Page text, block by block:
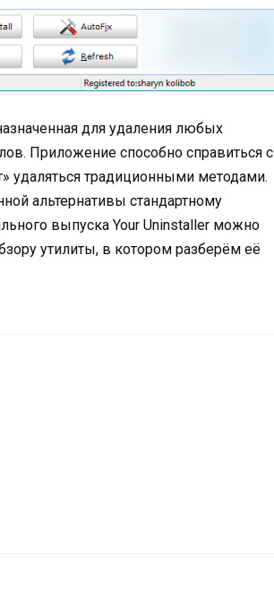
для удаления любых
Приложение способно справиться с
удаляться традиционными методами.
альтернативы стандартному
выпуска Your Uninstaller можно
утилиты, в котором разберём её